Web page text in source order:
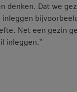
denken. Dat we
Net een gezin
inleggen.”